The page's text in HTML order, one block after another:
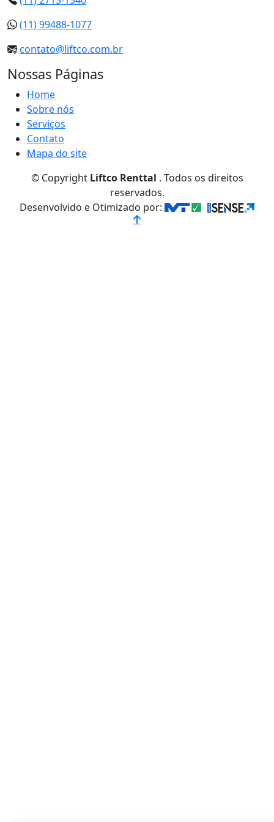
(11) 99488-1077
contato@liftco.com.br
Nossas Páginas
Home
Sobre nós
Serviços
Contato
Mapa do site
© Copyright Liftco Renttal . Todos os direitos
reservados.
Desenvolvido e Otimizado por: